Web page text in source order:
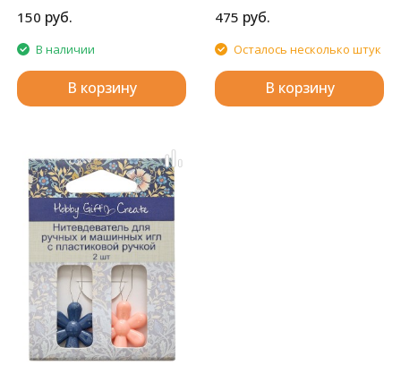
150 руб.
В наличии
В корзину
высококачественное острое
лезвие с безопасным шариком
на конце и прозрачным
колпачком.
475 руб.
Осталось несколько штук
В корзину